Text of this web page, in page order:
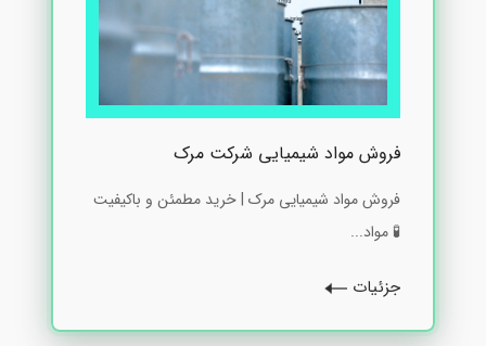
فروش مواد شیمیایی شرکت مرک
فروش مواد شیمیایی مرک | خرید مطمئن و باکیفیت
🧪 مواد...
جزئیات